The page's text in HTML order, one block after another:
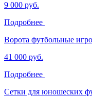
9 000 руб.
Подробнее
Ворота футбольные
41 000 руб.
Подробнее
Сетки для юношеских